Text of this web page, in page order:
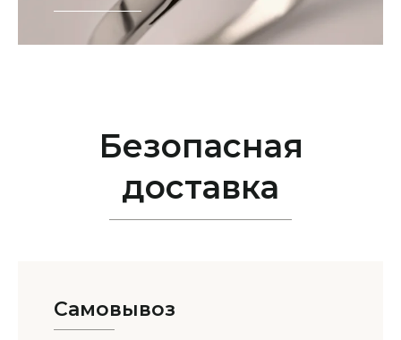
Безопасная
доставка
Самовывоз